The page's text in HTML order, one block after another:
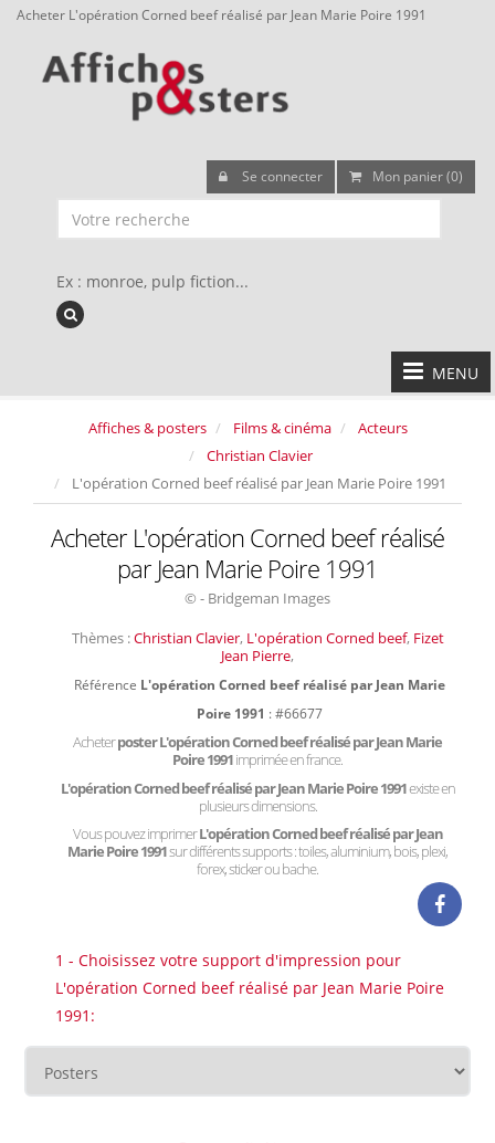
Acheter L'opération Corned beef réalisé par Jean Marie Poire 1991
Se connecter Mon panier (0)
Ex : monroe, pulp fiction...
MENU
Affiches & posters Films & cinéma
Acteurs
Christian Clavier
L'opération Corned beef réalisé par Jean Marie Poire 1991
Acheter L'opération Corned beef réalisé
par Jean Marie Poire 1991
© - Bridgeman Images
Thèmes :Christian Clavier, L'opération Corned beef, Fizet
Jean Pierre,
Référence L'opération Corned beef réalisé par Jean Marie
Poire 1991 : #66677
Acheterposter L'opération Corned beef réalisé par Jean Marie
Poire 1991imprimée en france.
L'opération Corned beef réalisé par Jean Marie Poire 1991existe en
plusieurs dimensions.
Vous pouvez imprimerL'opération Corned beef réalisé par Jean
Marie Poire 1991sur différents supports : toiles, aluminium, bois, plexi,
forex, sticker ou bache.
1 - Choisissez votre support d'impression pour
L'opération Corned beef réalisé par Jean Marie Poire
1991: